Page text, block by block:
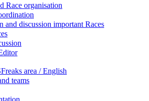
Race organisation
discussion important Races
area / English
teams